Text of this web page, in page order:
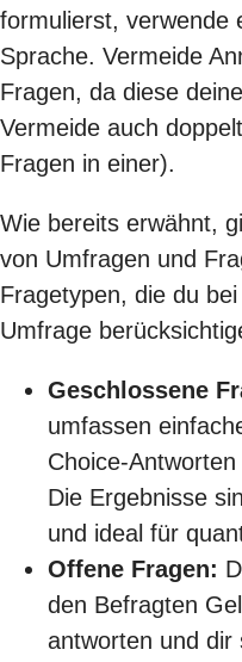
formulierst, verwende
Sprache. Vermeide
Fragen, da diese
Vermeide auch
Fragen in einer).
Wie bereits erwähnt,
von Umfragen und
Fragetypen, die du
Umfrage
Geschlossene
umfassen
Choice-
Die Ergebnisse
und ideal für
Offene Fragen:
den Befragten
antworten und dir